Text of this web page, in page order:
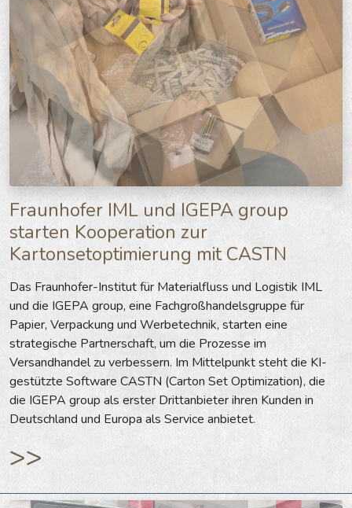
Fraunhofer IML und IGEPA group
starten Kooperation zur
Kartonsetoptimierung mit CASTN
Das Fraunhofer-Institut für Materialfluss und Logistik IML
und die IGEPA group, eine Fachgroßhandelsgruppe für
Papier, Verpackung und Werbetechnik, starten eine
strategische Partnerschaft, um die Prozesse im
Versandhandel zu verbessern. Im Mittelpunkt steht die KI-
gestützte Software CASTN (Carton Set Optimization), die
die IGEPA group als erster Drittanbieter ihren Kunden in
Deutschland und Europa als Service anbietet.
>>